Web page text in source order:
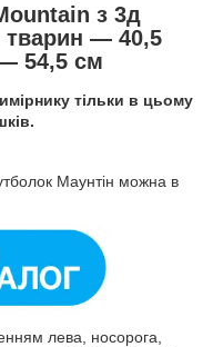
з 3д
тварин — 40,5
54,5 см
тільки в цьому
Маунтін можна в
лева, носорога,